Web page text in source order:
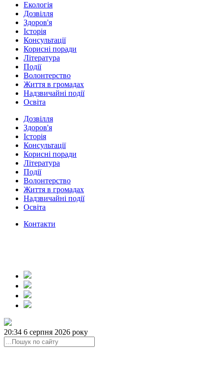
Екологія
Дозвілля
Здоров'я
Історія
Консультації
Корисні поради
Література
Події
Волонтерство
Життя в громадах
Надзвичайні події
Освіта
Дозвілля
Здоров'я
Історія
Консультації
Корисні поради
Література
Події
Волонтерство
Життя в громадах
Надзвичайні події
Освіта
Контакти
20:34 6 серпня 2026 року